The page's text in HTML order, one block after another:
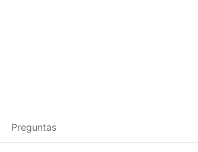
Preguntas